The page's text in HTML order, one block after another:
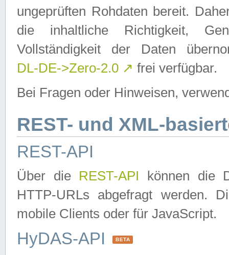
ungeprüften Rohdaten bereit.
die inhaltliche Richtigkeit,
Vollständigkeit der Daten
DL-DE->Zero-2.0 ↗ frei verfügbar.
Bei Fragen oder Hinweisen,
REST- und XML-
REST-API
Über die REST-API können die
HTTP-URLs abgefragt werden.
mobile Clients oder für JavaScript.
HyDAS-API BETA